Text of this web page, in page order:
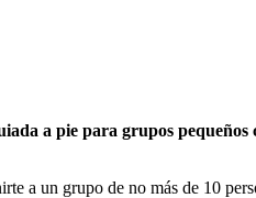
a pie para grupos
a un grupo de no más de 10